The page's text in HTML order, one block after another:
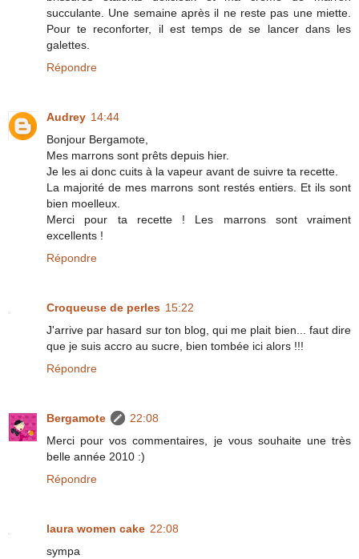
succulante. Une semaine après il ne reste pas une miette.
Pour te reconforter, il est temps de se lancer dans les
galettes.
Répondre
Audrey 14:44
Bonjour Bergamote,
Mes marrons sont prêts depuis hier.
Je les ai donc cuits à la vapeur avant de suivre ta recette.
La majorité de mes marrons sont restés entiers. Et ils sont
bien moelleux.
Merci pour ta recette ! Les marrons sont vraiment
excellents !
Répondre
Croqueuse de perles 15:22
J'arrive par hasard sur ton blog, qui me plait bien... faut dire
que je suis accro au sucre, bien tombée ici alors !!!
Répondre
Bergamote
22:08
Merci pour vos commentaires, je vous souhaite une très
belle année 2010 :)
Répondre
laura women cake 22:08
sympa